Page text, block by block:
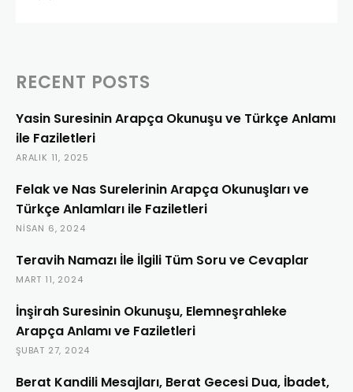
RECENT POSTS
Yasin Suresinin Arapça Okunuşu ve Türkçe Anlamı
ile Faziletleri
ARALIK 11, 2025
Felak ve Nas Surelerinin Arapça Okunuşları ve
Türkçe Anlamları ile Faziletleri
NISAN 6, 2024
Teravih Namazı İle İlgili Tüm Soru ve Cevaplar
MART 11, 2024
İnşirah Suresinin Okunuşu, Elemneşrahleke
Arapça Anlamı ve Faziletleri
ŞUBAT 27, 2024
Berat Kandili Mesajları, Berat Gecesi Dua, İbadet,